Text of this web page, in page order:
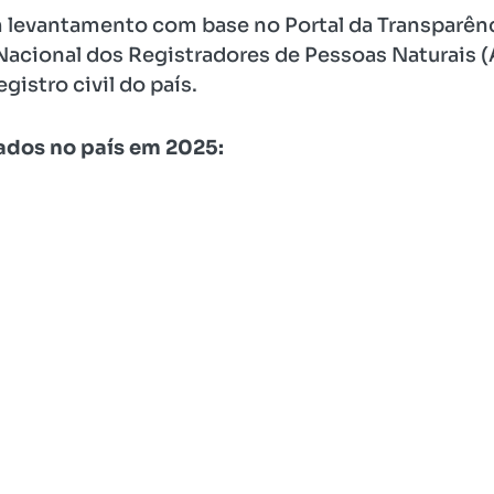
levantamento com base no Portal da
dos Registradores de Pessoas Naturais
civil do país.
no país em 2025: